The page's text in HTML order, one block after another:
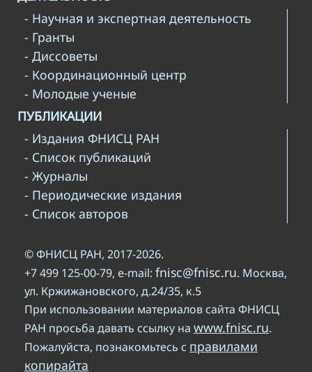
- Научная и экспертная деятельность
- Гранты
- Диссоветы
- Координационный центр
- Молодые ученые
ПУБЛИКАЦИИ
- Издания ФНИСЦ РАН
- Список публикаций
- Журналы
- Периодические издания
- Список авторов
© ФНИСЦ РАН, 2017-2026.
+7 499 125-00-79, e-mail: fnisc@fnisc.ru. Москва,
ул. Кржижановского, д.24/35, к.5
При использовании материалов сайта ФНИСЦ
РАН просьба давать ссылку на www.fnisc.ru.
Пожалуйста, познакомьтесь с правилами
копирайта